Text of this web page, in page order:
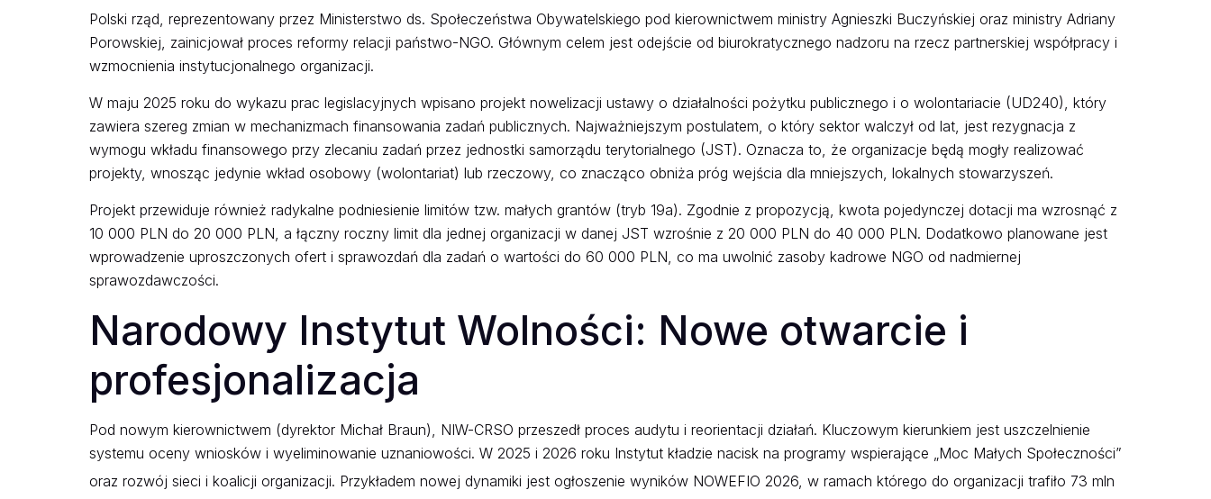
Polski rząd, reprezentowany przez Ministerstwo ds. Społeczeństwa Obywatelskiego pod kierownictwem ministry Agnieszki Buczyńskiej oraz ministry Adriany
Porowskiej, zainicjował proces reformy relacji państwo-NGO. Głównym celem jest odejście od biurokratycznego nadzoru na rzecz partnerskiej współpracy i
wzmocnienia instytucjonalnego organizacji.
W maju 2025 roku do wykazu prac legislacyjnych wpisano projekt nowelizacji ustawy o działalności pożytku publicznego i o wolontariacie (UD240), który
zawiera szereg zmian w mechanizmach finansowania zadań publicznych. Najważniejszym postulatem, o który sektor walczył od lat, jest rezygnacja z
wymogu wkładu finansowego przy zlecaniu zadań przez jednostki samorządu terytorialnego (JST). Oznacza to, że organizacje będą mogły realizować
projekty, wnosząc jedynie wkład osobowy (wolontariat) lub rzeczowy, co znacząco obniża próg wejścia dla mniejszych, lokalnych stowarzyszeń.
Projekt przewiduje również radykalne podniesienie limitów tzw. małych grantów (tryb 19a). Zgodnie z propozycją, kwota pojedynczej dotacji ma wzrosnąć z
10 000 PLN do 20 000 PLN, a łączny roczny limit dla jednej organizacji w danej JST wzrośnie z 20 000 PLN do 40 000 PLN. Dodatkowo planowane jest
wprowadzenie uproszczonych ofert i sprawozdań dla zadań o wartości do 60 000 PLN, co ma uwolnić zasoby kadrowe NGO od nadmiernej
sprawozdawczości.
Narodowy Instytut Wolności: Nowe otwarcie i
profesjonalizacja
Pod nowym kierownictwem (dyrektor Michał Braun), NIW-CRSO przeszedł proces audytu i reorientacji działań. Kluczowym kierunkiem jest uszczelnienie
systemu oceny wniosków i wyeliminowanie uznaniowości. W 2025 i 2026 roku Instytut kładzie nacisk na programy wspierające „Moc Małych Społeczności”
oraz rozwój sieci i koalicji organizacji. Przykładem nowej dynamiki jest ogłoszenie wyników NOWEFIO 2026, w ramach którego do organizacji trafiło 73 mln